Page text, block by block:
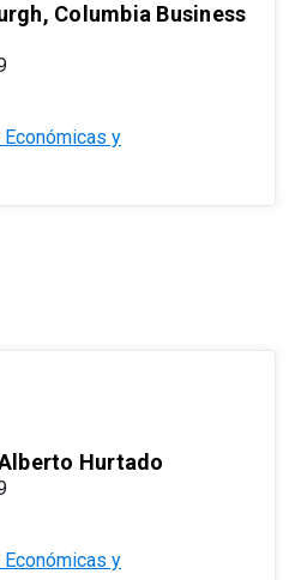
Columbia Business
y
Hurtado
y